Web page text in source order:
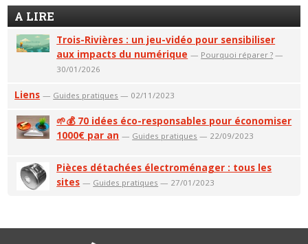
A LIRE
Trois-Rivières : un jeu-vidéo pour sensibiliser
aux impacts du numérique — Pourquoi réparer ? —
30/01/2026
Liens — Guides pratiques — 02/11/2023
🌱💰 70 idées éco-responsables pour économiser
1000€ par an — Guides pratiques — 22/09/2023
Pièces détachées électroménager : tous les
sites — Guides pratiques — 27/01/2023